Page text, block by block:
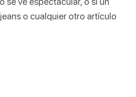
o cualquier otro artículo